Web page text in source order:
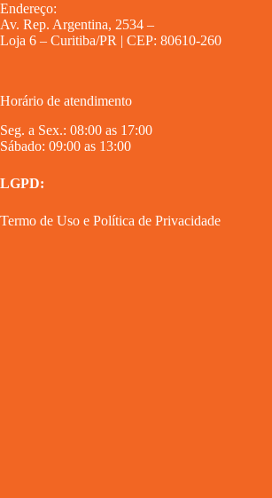
Endereço:
Av. Rep. Argentina, 2534 –
Loja 6 – Curitiba/PR | CEP: 80610-260
Horário de atendimento
Seg. a Sex.: 08:00 as 17:00
Sábado: 09:00 as 13:00
LGPD:
Termo de Uso e Política de Privacidade